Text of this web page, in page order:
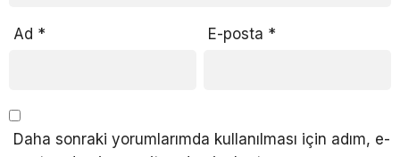
Ad * E-posta *
Daha sonraki yorumlarımda kullanılması için adım, e-